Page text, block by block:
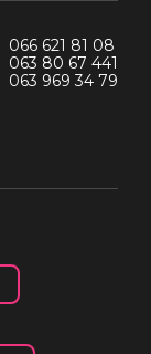
066 621 81 08
063 80 67 441
063 969 34 79